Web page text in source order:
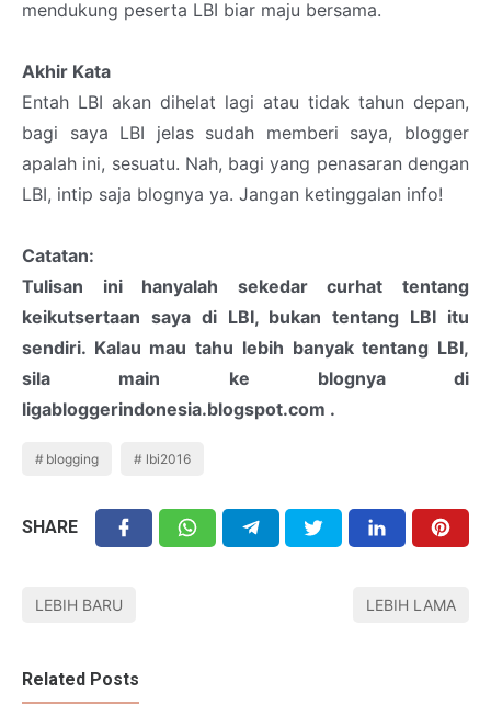
mendukung peserta LBI biar maju bersama.
Akhir Kata
Entah LBI akan dihelat lagi atau tidak tahun depan,
bagi saya LBI jelas sudah memberi saya, blogger
apalah ini, sesuatu. Nah, bagi yang penasaran dengan
LBI, intip saja blognya ya. Jangan ketinggalan info!
Catatan:
Tulisan ini hanyalah sekedar curhat tentang
keikutsertaan saya di LBI, bukan tentang LBI itu
sendiri. Kalau mau tahu lebih banyak tentang LBI,
sila main ke blognya di
ligabloggerindonesia.blogspot.com .
blogging lbi2016
SHARE
LEBIH BARU LEBIH LAMA
Related Posts